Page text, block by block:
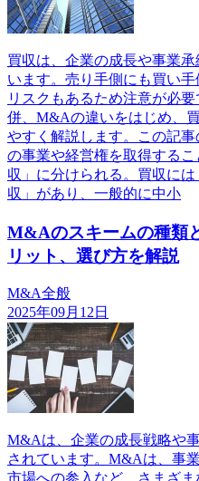
買収は、企業の成長や事業
います。売り手側にも買い手
リスクもあるため注意が必
併、M&Aの違いをはじめ、
やすく解説します。この記
の事業や経営権を取得する
収」に分けられる。買収に
収」があり、一般的に中小
M&Aのスキームの種類
リット、選び方を解説
M&A全般
2025年09月12日
M&Aは、企業の成長戦略や
されています。M&Aは、事